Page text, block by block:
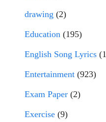
drawing (2)
Education (195)
English Song Lyrics
Entertainment (923)
Exam Paper (2)
Exercise (9)